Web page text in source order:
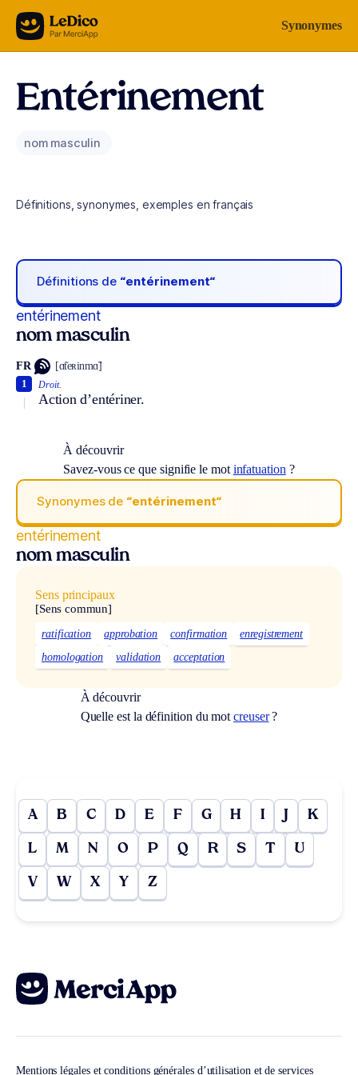
Aller au contenu Synonymes
Entérinement
nom masculin
Définitions, synonymes, exemples en français
Définitions de “entérinement“
entérinement
nom masculin
FR [ɑ̃teʀinmɑ̃]
Droit.
Action d’entériner.
1
À découvrir
Savez-vous ce que signifie le mot infatuation ?
Synonymes de “entérinement“
entérinement
nom masculin
Sens principaux
[Sens commun]
ratification approbation confirmation
enregistrement
homologation
validation acceptation
À découvrir
Quelle est la définition du motcreuser?
A B C D E F G H I J K
L M N O P Q R S T U
V W X Y Z
Mentions légales et conditions générales d’utilisation et de services